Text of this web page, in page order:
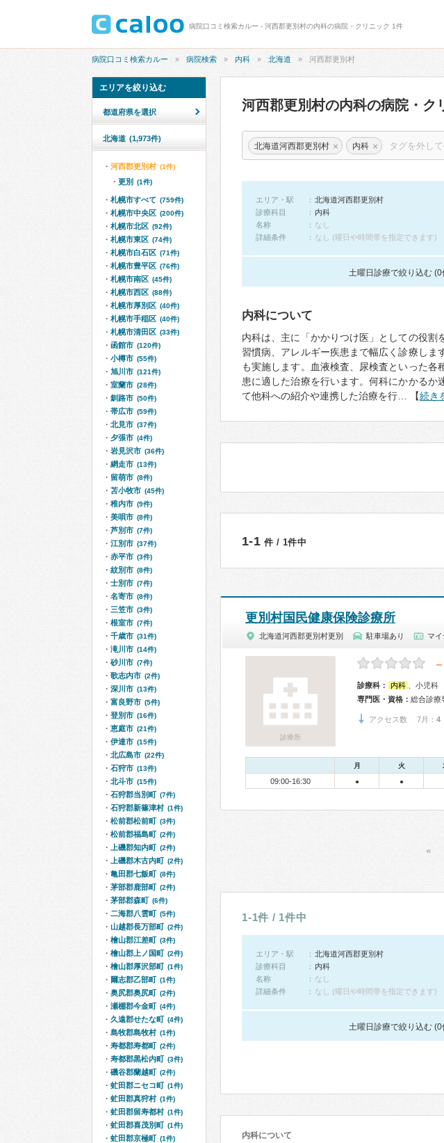
病院口コミ検索カルー - 河西郡更別村の内科の病院・クリニック 1件
病院口コミ検索カルー 病院検索 内科 北海道 河西郡更別村
河西郡更別村の内科の病院・ク
北海道河西郡更別村 × 内科 ×
エリア・駅
北海道河西郡更別村
診療科目
内科
名称
なし
詳細条件
なし (曜日や時間帯を指定できます)
土曜日診療で絞り込む (0
内科について
内科は、主に「かかりつけ医」としての役
習慣病、アレルギー疾患まで幅広く診療し
も実施します。血液検査、尿検査といった
患に適した治療を行います。何科にかかるか
て他科への紹介や連携した治療を行… 【続き
1-1 件 / 1件中
更別村国民健康保険診療所
北海道河西郡更別村更別 駐車場あり マ
診療所
－
診療科： 内科
、小児科
専門医・資格： 総合診療
アクセス数 7月： 4
月 火
09:00-16:30 ● ●
«
1-1件 / 1件中
エリア・駅
北海道河西郡更別村
診療科目
内科
名称
なし
詳細条件
なし (曜日や時間帯を指定できます)
土曜日診療で絞り込む (0
内科について
エリアを絞り込む
都道府県を選択
北海道 (1,973件)
河西郡更別村 (1件)
更別 (1件)
札幌市すべて (759件)
札幌市中央区 (200件)
札幌市北区 (92件)
札幌市東区 (74件)
札幌市白石区 (71件)
札幌市豊平区 (76件)
札幌市南区 (45件)
札幌市西区 (88件)
札幌市厚別区 (40件)
札幌市手稲区 (40件)
札幌市清田区 (33件)
函館市 (120件)
小樽市 (55件)
旭川市 (121件)
室蘭市 (28件)
釧路市 (50件)
帯広市 (59件)
北見市 (37件)
夕張市 (4件)
岩見沢市 (36件)
網走市 (13件)
留萌市 (8件)
苫小牧市 (45件)
稚内市 (9件)
美唄市 (8件)
芦別市 (7件)
江別市 (37件)
赤平市 (3件)
紋別市 (8件)
士別市 (7件)
名寄市 (8件)
三笠市 (3件)
根室市 (7件)
千歳市 (31件)
滝川市 (14件)
砂川市 (7件)
歌志内市 (2件)
深川市 (13件)
富良野市 (5件)
登別市 (16件)
恵庭市 (21件)
伊達市 (15件)
北広島市 (22件)
石狩市 (13件)
北斗市 (15件)
石狩郡当別町 (7件)
石狩郡新篠津村 (1件)
松前郡松前町 (3件)
松前郡福島町 (2件)
上磯郡知内町 (2件)
上磯郡木古内町 (2件)
亀田郡七飯町 (8件)
茅部郡鹿部町 (2件)
茅部郡森町 (6件)
二海郡八雲町 (5件)
山越郡長万部町 (2件)
檜山郡江差町 (3件)
檜山郡上ノ国町 (2件)
檜山郡厚沢部町 (1件)
爾志郡乙部町 (1件)
奥尻郡奥尻町 (2件)
瀬棚郡今金町 (4件)
久遠郡せたな町 (4件)
島牧郡島牧村 (1件)
寿都郡寿都町 (2件)
寿都郡黒松内町 (3件)
磯谷郡蘭越町 (2件)
虻田郡ニセコ町 (1件)
虻田郡真狩村 (1件)
虻田郡留寿都村 (1件)
虻田郡喜茂別町 (1件)
虻田郡京極町 (1件)